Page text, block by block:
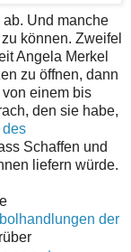
ab. Und manche
können. Zweifel
Angela Merkel
zu öffnen, dann
einem bis
den sie habe,
des
Schaffen und
liefern würde.
der